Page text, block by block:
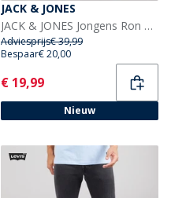
JACK & JONES
JACK & JONES Jongens Ron Akm 823 Jeans Black Denim
Adviesprijs€ 39,99
Bespaar€ 20,00
Current
€ 19,99
Nieuw